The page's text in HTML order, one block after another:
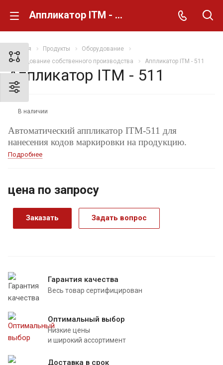
Аппликатор ITM - 511
Главная Продукты
Оборудование
Оборудование собственного производства
Аппликатор ITM - 511
Аппликатор ITM - 511
РЕКОМЕНДУЕМ
В наличии
Автоматический аппликатор ITM-511 для
нанесения кодов маркировки на продукцию.
Подробнее
цена по запросу
Заказать Задать вопрос
Гарантия качества
Весь товар сертифицирован
Оптимальный выбор
Низкие цены
и широкий ассортимент
Доставка в срок